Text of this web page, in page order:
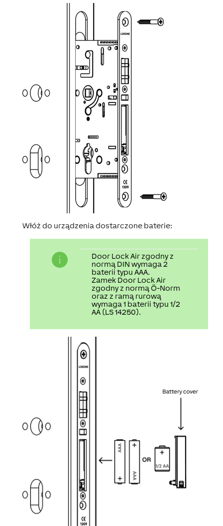
Włóż do urządzenia dostarczone baterie:
Door Lock Air zgodny z
normą DIN wymaga 2
baterii typu AAA.
Zamek Door Lock Air
zgodny z normą Ö-Norm
oraz z ramą rurową
wymaga 1 baterii typu 1/2
AA (LS 14250).